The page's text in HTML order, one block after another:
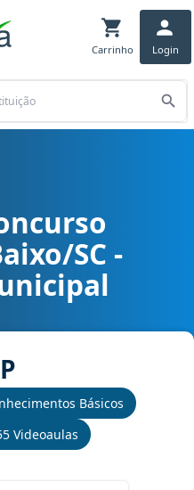
Carrinho Login
SC - Prefeitura Municipal
SC -
Básicos
Videoaulas